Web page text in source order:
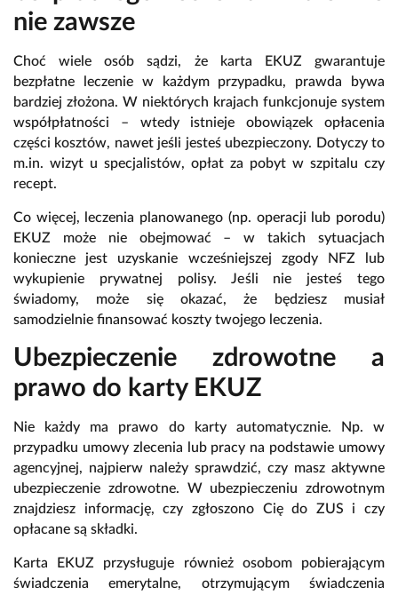
nie zawsze
Choć wiele osób sądzi, że karta EKUZ gwarantuje
bezpłatne leczenie w każdym przypadku, prawda bywa
bardziej złożona. W niektórych krajach funkcjonuje system
współpłatności – wtedy istnieje obowiązek opłacenia
części kosztów, nawet jeśli jesteś ubezpieczony. Dotyczy to
m.in. wizyt u specjalistów, opłat za pobyt w szpitalu czy
recept.
Co więcej, leczenia planowanego (np. operacji lub porodu)
EKUZ może nie obejmować – w takich sytuacjach
konieczne jest uzyskanie wcześniejszej zgody NFZ lub
wykupienie prywatnej polisy. Jeśli nie jesteś tego
świadomy, może się okazać, że będziesz musiał
samodzielnie finansować koszty twojego leczenia.
Ubezpieczenie zdrowotne a
prawo do karty EKUZ
Nie każdy ma prawo do karty automatycznie. Np. w
przypadku umowy zlecenia lub pracy na podstawie umowy
agencyjnej, najpierw należy sprawdzić, czy masz aktywne
ubezpieczenie zdrowotne. W ubezpieczeniu zdrowotnym
znajdziesz informację, czy zgłoszono Cię do ZUS i czy
opłacane są składki.
Karta EKUZ przysługuje również osobom pobierającym
świadczenia emerytalne, otrzymującym świadczenia